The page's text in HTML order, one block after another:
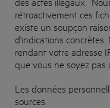
rétroactivement ces
existe un soupçon
d'indications
rendant votre adresse
que vous ne soyez pas
Les données
sources.